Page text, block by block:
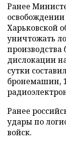
Ранее
Харьковской
уничтожать
дислокации
сутки
бронемашин,
Ранее
удары по
войск.